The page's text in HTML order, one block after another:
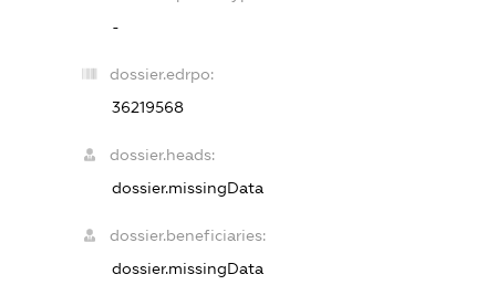
-
dossier.edrpo:
36219568
dossier.heads:
dossier.missingData
dossier.beneficiaries:
dossier.missingData